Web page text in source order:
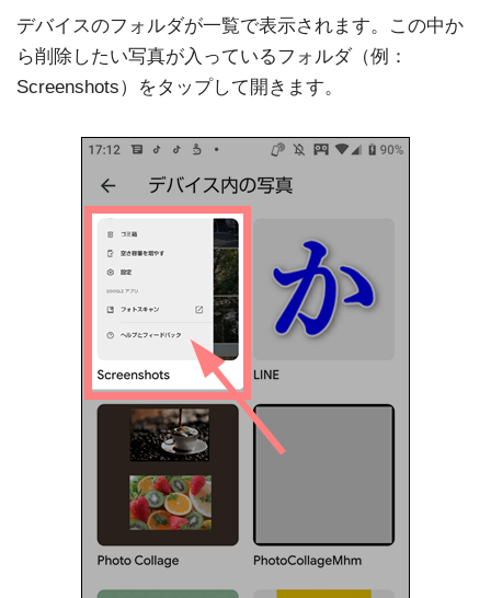
デバイスのフォルダが一覧で表示されます。この中か
ら削除したい写真が入っているフォルダ（例：
Screenshots）をタップして開きます。